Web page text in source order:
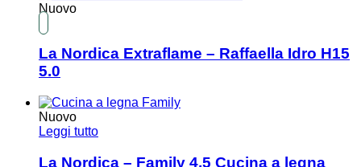
Nuovo
La Nordica Extraflame – Raffaella Idro H15
5.0
Nuovo
Leggi tutto
La Nordica – Family 4,5 Cucina a legna